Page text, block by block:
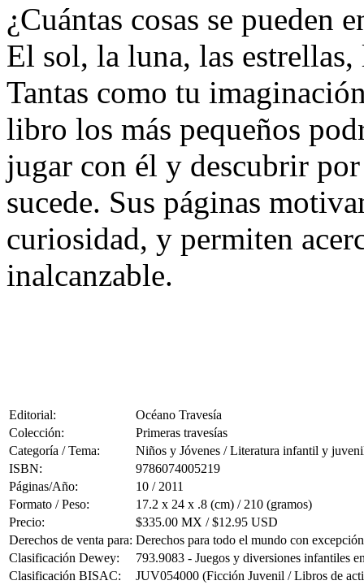
¿Cuántas cosas se pueden
El sol, la luna, las
Tantas como tu
libro los más pequeños
jugar con él y descubrir
sucede. Sus páginas
curiosidad, y permiten
inalcanzable.
Editorial:
Océano Travesía
Colección:
Primeras travesías
Categoría / Tema:
Niños y Jóvenes / Literatura infantil y
ISBN:
9786074005219
Páginas/Año:
10 / 2011
Formato / Peso:
17.2 x 24 x .8 (cm) / 210 (gramos)
Precio:
$335.00 MX / $12.95 USD
Derechos de venta para: Derechos para todo el mundo con
Clasificación Dewey:
793.9083 - Juegos y diversiones infantiles
Clasificación BISAC:
JUV054000 (Ficción Juvenil / Libros de